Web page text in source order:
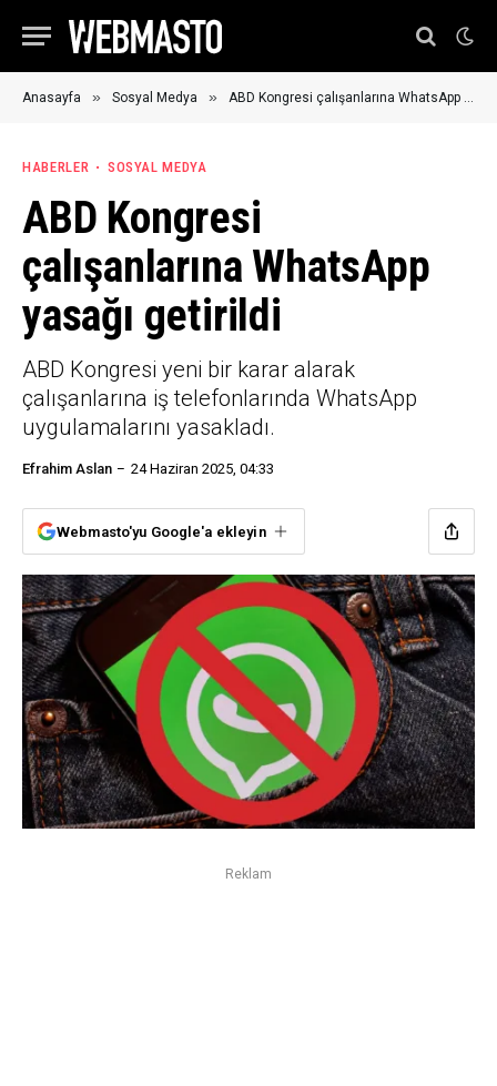
Anasayfa » Sosyal Medya » ABD Kongresi çalışanlarına WhatsApp yasağı getirildi
HABERLER SOSYAL MEDYA
ABD Kongresi
çalışanlarına WhatsApp
yasağı getirildi
ABD Kongresi yeni bir karar alarak
çalışanlarına iş telefonlarında WhatsApp
uygulamalarını yasakladı.
Efrahim Aslan 24 Haziran 2025, 04:33
Webmasto'yu Google'a ekleyin
Reklam